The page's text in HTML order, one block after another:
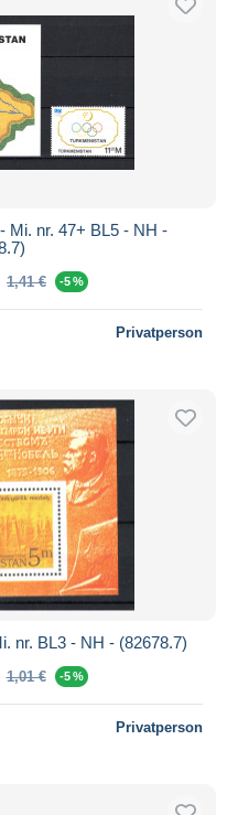
Mi. nr. 47+ BL5 - NH -
1,41 € -5 %
Privatperson
nr. BL3 - NH - (82678.7)
1,01 € -5 %
Privatperson